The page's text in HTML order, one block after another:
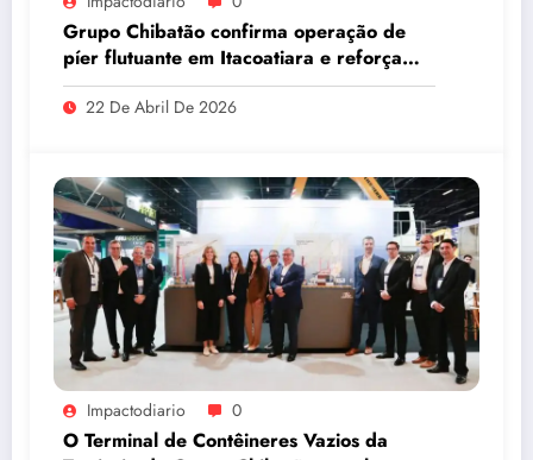
Grupo Chibatão confirma operação de
píer flutuante em Itacoatiara e reforça
compromisso com a solução logística para
o Amazonas
22 De Abril De 2026
Impactodiario 0
O Terminal de Contêineres Vazios da